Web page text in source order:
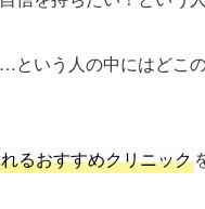
いう人の中にはどこ
るおすすめクリニック